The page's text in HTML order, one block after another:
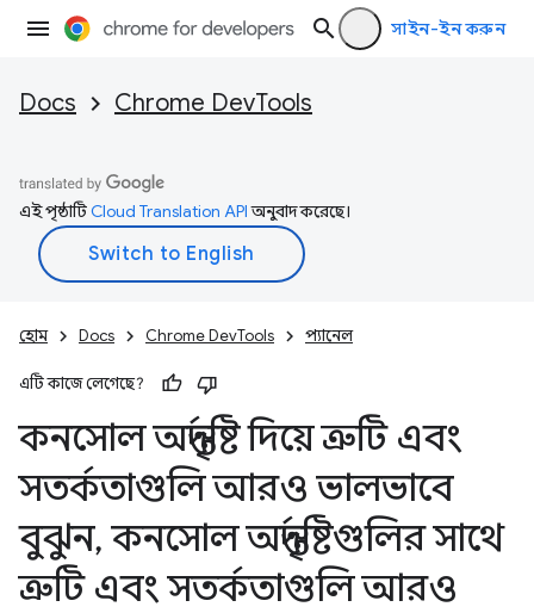
সাইন-ইন করুন
Docs Chrome DevTools
এই পৃষ্ঠাটিCloud Translation APIঅনুবাদ করেছে।
হোম Docs Chrome DevTools প্যানেল
এটি কাজে লেগেছে?
কনসোল অন্তর্দৃষ্টি দিয়ে ত্রুটি এবং
সতর্কতাগুলি আরও ভালভাবে
বুঝুন, কনসোল অন্তর্দৃষ্টিগুলির সাথে
ত্রুটি এবং সতর্কতাগুলি আরও